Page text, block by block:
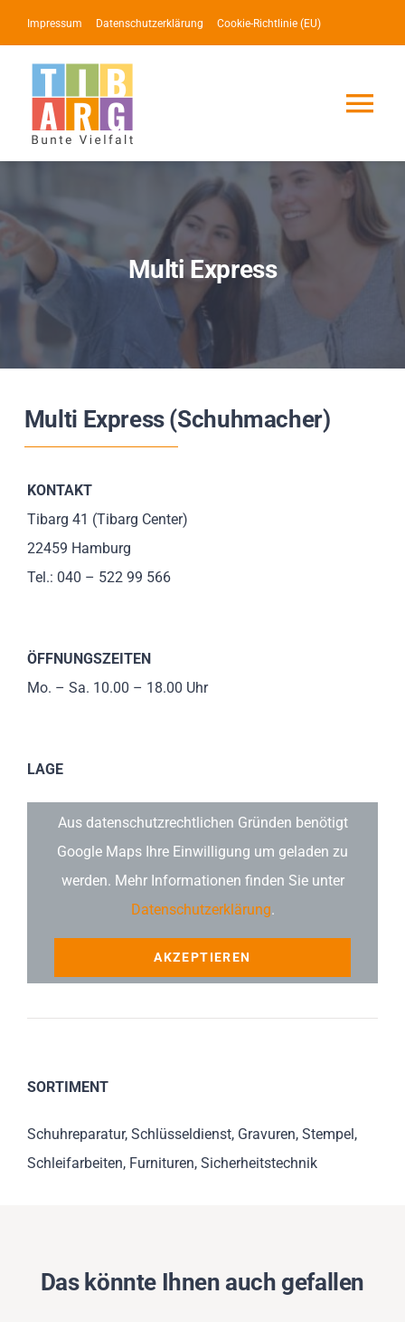
Inhalt
springen
Impressum Datenschutzerklärung Cookie-Richtlinie (EU)
Service
News
Impressionen
SUCHE
NACH:
Multi Express
Multi Express (Schuhmacher)
KONTAKT
Tibarg 41 (Tibarg Center)
22459 Hamburg
Tel.: 040 – 522 99 566
ÖFFNUNGSZEITEN
Mo. – Sa. 10.00 – 18.00 Uhr
LAGE
Aus datenschutzrechtlichen Gründen benötigt
Google Maps Ihre Einwilligung um geladen zu
werden. Mehr Informationen finden Sie unter
Datenschutzerklärung.
AKZEPTIEREN
SORTIMENT
Schuhreparatur, Schlüsseldienst, Gravuren, Stempel,
Schleifarbeiten, Furnituren, Sicherheitstechnik
Das könnte Ihnen auch gefallen